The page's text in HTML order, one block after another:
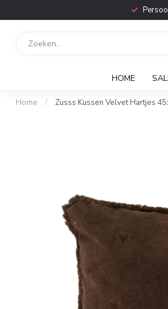
HOME
Home / Zusss Kussen Velvet Hartjes